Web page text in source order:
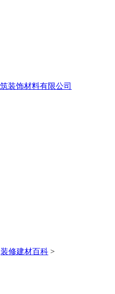
装修建材百科 >